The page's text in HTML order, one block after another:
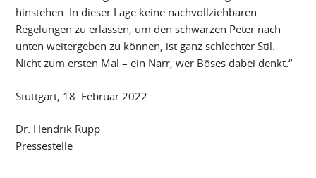
hinstehen. In dieser Lage keine nachvollziehbaren
Regelungen zu erlassen, um den schwarzen Peter nach
unten weitergeben zu können, ist ganz schlechter Stil.
Nicht zum ersten Mal – ein Narr, wer Böses dabei denkt.“
Stuttgart, 18. Februar 2022
Dr. Hendrik Rupp
Pressestelle